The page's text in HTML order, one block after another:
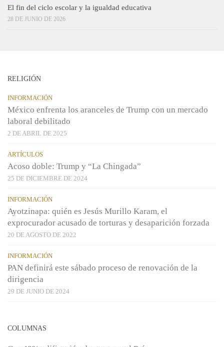
El fin del ciclo escolar y la igualdad educativa
28 DE JUNIO DE 2026
RELIGIÓN
INFORMACIÓN
México enfrenta los aranceles de Trump con un mercado
laboral debilitado
2 DE ABRIL DE 2025
ARTÍCULOS
Acoso doble: Trump y “La Chingada”
25 DE DICIEMBRE DE 2024
INFORMACIÓN
Ayotzinapa: quién es Jesús Murillo Karam, el
exprocurador acusado de torturas y desaparición forzada
20 DE AGOSTO DE 2022
INFORMACIÓN
PAN definirá este sábado proceso de renovación de la
dirigencia
29 DE JUNIO DE 2024
COLUMNAS